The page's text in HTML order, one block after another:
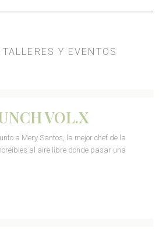
Y EVENTOS
VOL.X
a Mery Santos, la mejor chef de la
al aire libre donde pasar una